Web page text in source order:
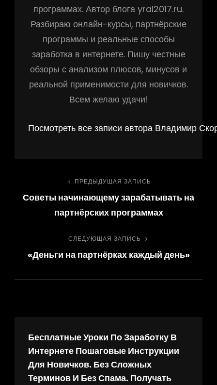
программах. Автор блога yral2017.ru.
Разбираю онлайн-курсы, партнёрские
программы и реальные способы
заработка в интернете. Пишу честные
обзоры с анализом плюсов, минусов и
реальной применимости для новичков.
Всем желаю удачи!
Посмотреть все записи автора Владимир
ПРЕДЫДУЩАЯ ЗАПИСЬ
Советы начинающему зарабатывать на
партнёрских программах
СЛЕДУЮЩАЯ ЗАПИСЬ
«Деньги на партнёрках каждый день»
Бесплатные Уроки По Заработку В
Интернете Пошаговые Инструкции
Для Новичков. Без Сложных
Терминов И Без Спама. Получать